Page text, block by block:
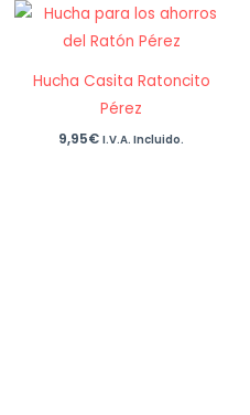
Hucha Casita Ratoncito
Pérez
9,95€ I.V.A. Incluido.